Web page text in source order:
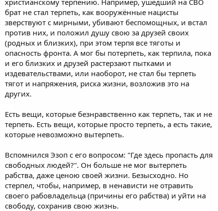
мучились тоской и ненавистью, разъедающей душу, а чтобы
просто с миром ждали встречи, когда настанет отведённое
время.
Он герой и здесь, и там.
брат не стал терпеть, как вооружённые нацисты
зверствуют с мирными, убивают беспомощных, и встал
против них, и положил душу свою за друзей своих
(родных и близких), при этом терпя все тяготы и
опасность фронта. А мог бы потерпеть, как терпила, пока
и его близких и друзей растерзают пытками и
издевательствами, или наоборот, не стал бы терпеть
тягот и напряжения, риска жизни, возложив это на
других.
Есть вещи, которые безнравственно как терпеть, так и не
терпеть. Есть вещи, которые просто терпеть, а есть такие,
которые невозможно вытерпеть.
Вспомнился Эзоп с его вопросом: "Где здесь пропасть для
свободных людей?". Он больше не мог вытерпеть
рабства, даже ценою своей жизни. Безысходно. Но
стерпел, чтобы, например, в ненависти не отравить
своего рабовладельца (причины его рабства) и уйти на
свободу, сохранив свою жизнь.